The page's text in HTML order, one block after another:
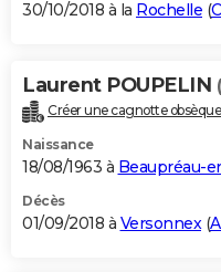
30/10/2018 à la Rochelle (
Laurent POUPELIN
Créer une cagnotte
Naissance
18/08/1963 à Beaupréau-
Décès
01/09/2018 à Versonnex(